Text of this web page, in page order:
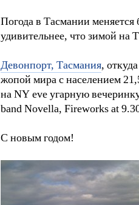
Погода в Тасмании
удивительнее, что зимой на
Девонпорт, Тасмания,
жопой мира с населением
на NY eve угарную
band Novella, Fireworks at
С новым годом!